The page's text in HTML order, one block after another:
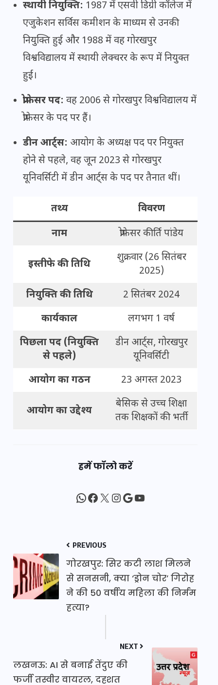
स्थायी नियुक्ति: 1987 में एसवी डिग्री कॉलेज में
एजुकेशन सर्विस कमीशन के माध्यम से उनकी
नियुक्ति हुई और 1988 में वह गोरखपुर
विश्वविद्यालय में स्थायी लेक्चरर के रूप में नियुक्त
हुईं।
प्रोफेसर पद: वह 2006 से गोरखपुर विश्वविद्यालय में
प्रोफेसर के पद पर हैं।
डीन आर्ट्स: आयोग के अध्यक्ष पद पर नियुक्त
होने से पहले, वह जून 2023 से गोरखपुर
यूनिवर्सिटी में डीन आर्ट्स के पद पर तैनात थीं।
तथ्य
विवरण
नाम
प्रोफेसर कीर्ति पांडेय
इस्तीफे की तिथि
शुक्रवार (26 सितंबर
2025)
नियुक्ति की तिथि
2 सितंबर 2024
कार्यकाल
लगभग 1 वर्ष
पिछला पद (नियुक्ति
से पहले)
डीन आर्ट्स, गोरखपुर
यूनिवर्सिटी
आयोग का गठन
23 अगस्त 2023
आयोग का उद्देश्य
बेसिक से उच्च शिक्षा
तक शिक्षकों की भर्ती
हमें फॉलो करें
WhatsApp
Facebook
X Instagram
Google
YouTube
PREVIOUS
गोरखपुर: सिर कटी लाश मिलने
से सनसनी, क्या ‘ड्रोन चोर’ गिरोह
ने की 50 वर्षीय महिला की निर्मम
हत्या?
NEXT
लखनऊ: AI से बनाई तेंदुए की
फर्जी तस्वीर वायरल, दहशत